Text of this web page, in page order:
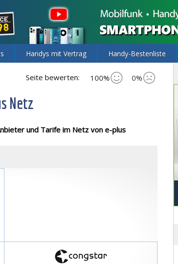
Handys mit Vertrag Handy-Bestenliste
Seite bewerten: 100% 0%
Netz
und Tarife im Netz von e-plus